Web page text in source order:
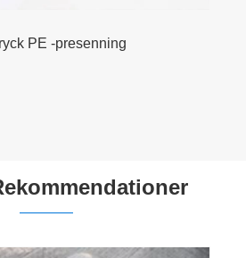
PE -presenning